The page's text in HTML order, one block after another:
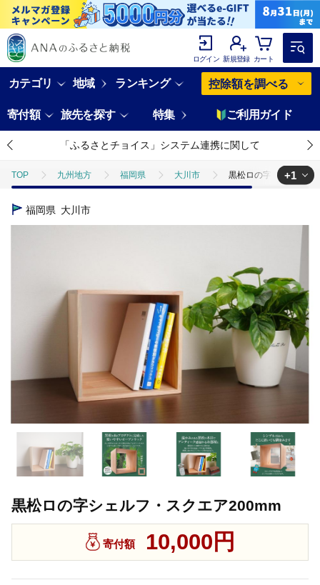
ログイン 新規登録 カート
カテゴリ 地域 ランキング 控除額を調べる
寄付額 旅先を探す 特集 ご利用ガイド
「ふるさとチョイス」システム連携に関して
TOP 九州地方 福岡県 大川市 黒松ロの字シェルフ・
TOP
+1
福岡県 大川市
黒松ロの字シェルフ・スクエア200mm
寄付額 10,000円